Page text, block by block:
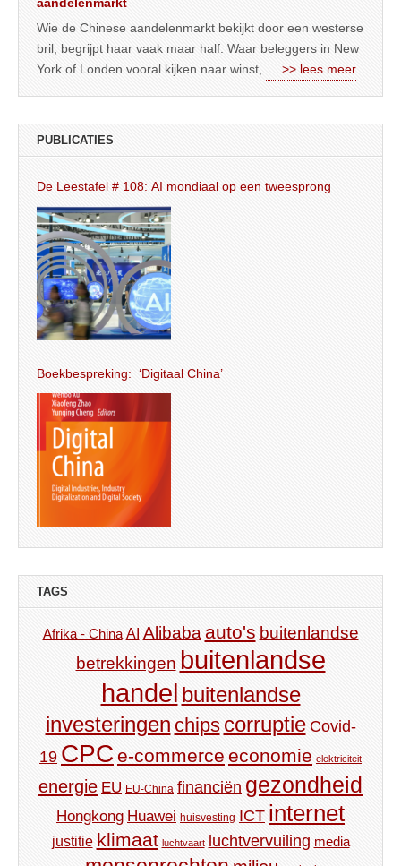
Wie de Chinese aandelenmarkt bekijkt door een westerse
bril, begrijpt haar vaak maar half. Waar beleggers in New
York of Londen vooral kijken naar winst,
… >> lees meer
PUBLICATIES
De Leestafel # 108: AI mondiaal op een tweesprong
Boekbespreking: ‘Digitaal China’
TAGS
Afrika - China AI Alibaba auto's buitenlandse
betrekkingen buitenlandse
handel buitenlandse
investeringen chips corruptie Covid-
19 CPC e-commerce economie elektriciteit
energie EU EU-China financiën gezondheid
Hongkong Huawei huisvesting ICT internet
justitie klimaat luchtvaart luchtvervuiling media